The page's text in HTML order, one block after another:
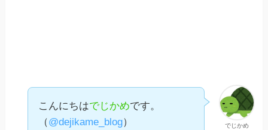
でじかめ
こんにちはでじかめです。
（@dejikame_blog）